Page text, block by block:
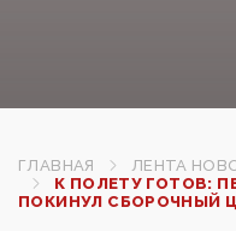
ГЛАВНАЯ
ЛЕНТА
К ПОЛЕТУ ГОТОВ:
ПОКИНУЛ СБОРОЧНЫЙ